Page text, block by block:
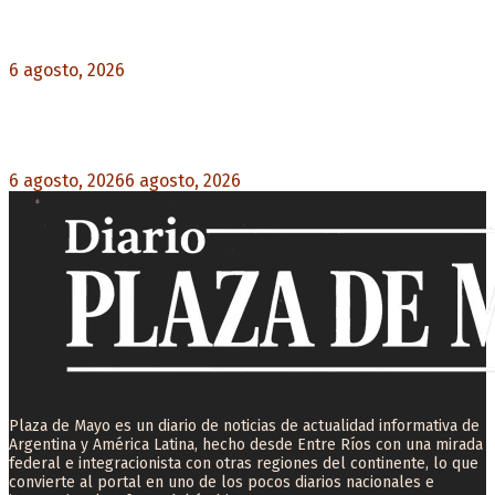
6 agosto, 2026
6 agosto, 20266 agosto, 2026
Plaza de Mayo es un diario de noticias de actualidad informativa de
Argentina y América Latina, hecho desde Entre Ríos con una mirada
federal e integracionista con otras regiones del continente, lo que
convierte al portal en uno de los pocos diarios nacionales e